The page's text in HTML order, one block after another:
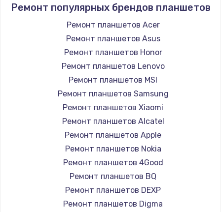
1160 руб.
Чистка от пыли
1060 руб.
Замена южного моста
Заказать
1490 руб.
Заказать
Ремонт популярных брендов планшетов
Ремонт планшетов Acer
Ремонт планшетов Asus
Ремонт планшетов Honor
Ремонт планшетов Lenovo
Ремонт планшетов MSI
Ремонт планшетов Samsung
Ремонт планшетов Xiaomi
Ремонт планшетов Alcatel
Ремонт планшетов Apple
Ремонт планшетов Nokia
Ремонт планшетов 4Good
Ремонт планшетов BQ
Ремонт планшетов DEXP
Ремонт планшетов Digma